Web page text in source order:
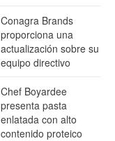
Conagra Brands
proporciona una
actualización sobre su
equipo directivo
Chef Boyardee
presenta pasta
enlatada con alto
contenido proteico